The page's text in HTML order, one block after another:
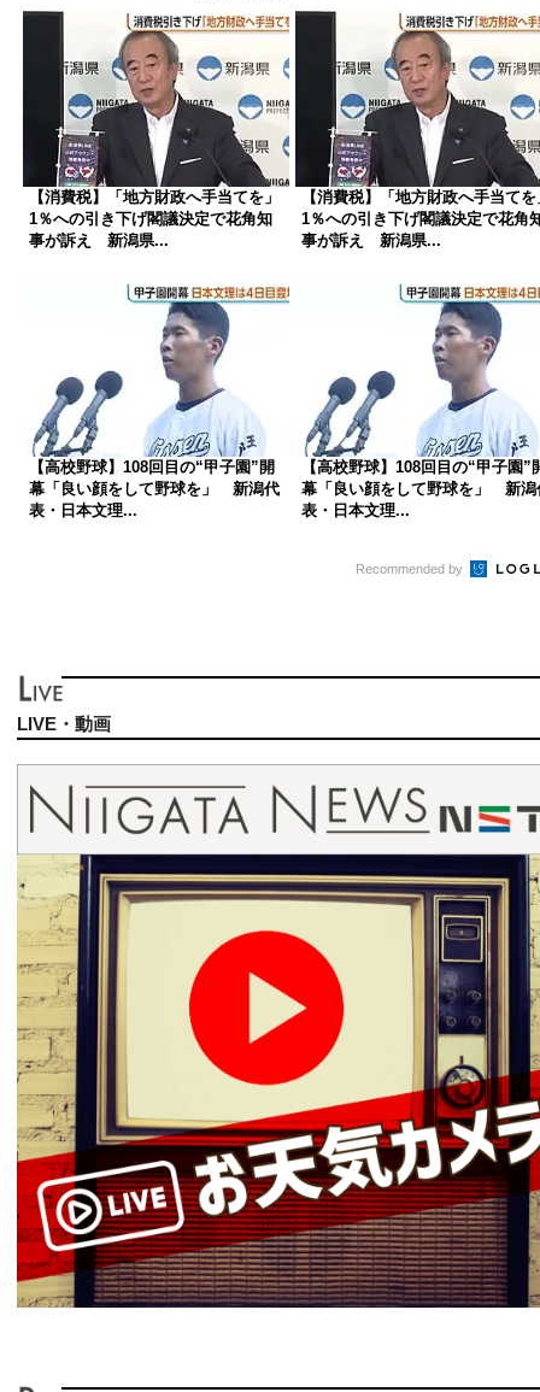
【消費税】「地方財政へ手当てを」
1％への引き下げ閣議決定で花角知
事が訴え 新潟県...
【消費税】「地方財政へ手当てを
1％への引き下げ閣議決定で花角
事が訴え 新潟県...
【高校野球】108回目の“甲子園”開
幕「良い顔をして野球を」 新潟代
表・日本文理...
【高校野球】108回目の“甲子園”
幕「良い顔をして野球を」 新潟
表・日本文理...
Recommended by
LIVE・動画